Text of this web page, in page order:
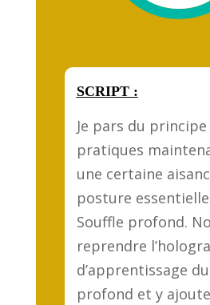
SCRIPT :
Je pars du
pratiques
une certaine
posture
Souffle profond.
reprendre
d’apprentissage
profond et y